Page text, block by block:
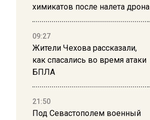
химикатов после налета дрона
09:27
Жители Чехова рассказали,
как спасались во время атаки
БПЛА
21:50
Под Севастополем военный